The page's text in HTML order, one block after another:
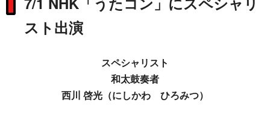
スト出演
スペシャリスト
和太鼓奏者
西川 啓光（にしかわ ひろみつ）